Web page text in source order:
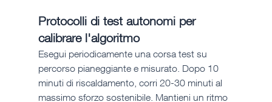
Protocolli di test autonomi per
calibrare l'algoritmo
Esegui periodicamente una corsa test su
percorso pianeggiante e misurato. Dopo 10
minuti di riscaldamento, corri 20-30 minuti al
massimo sforzo sostenibile. Mantieni un ritmo